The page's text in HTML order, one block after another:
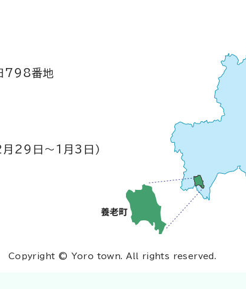
798番地
月29日～1月3日）
Copyright © Yoro town. All rights reserved.